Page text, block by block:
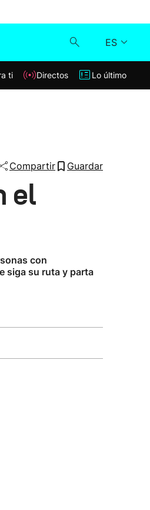
ES
Klisk
ti Directos Lo último
Compartir Guardar
el
con
siga su ruta y parta